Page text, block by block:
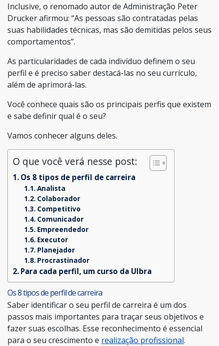
Inclusive, o renomado autor de Administração Peter
Drucker afirmou: “As pessoas são contratadas pelas
suas habilidades técnicas, mas são demitidas pelos seus
comportamentos”.
As particularidades de cada indivíduo definem o seu
perfil e é preciso saber destacá-las no seu currículo,
além de aprimorá-las.
Você conhece quais são os principais perfis que existem
e sabe definir qual é o seu?
Vamos conhecer alguns deles.
O que você verá nesse post:
Os 8 tipos de perfil de carreira
Analista
Colaborador
Competitivo
Comunicador
Empreendedor
Executor
Planejador
Procrastinador
Para cada perfil, um curso da Ulbra
Os 8 tipos de perfil de carreira
Saber identificar o seu perfil de carreira é um dos
passos mais importantes para traçar seus objetivos e
fazer suas escolhas. Esse reconhecimento é essencial
para o seu crescimento e realização profissional.